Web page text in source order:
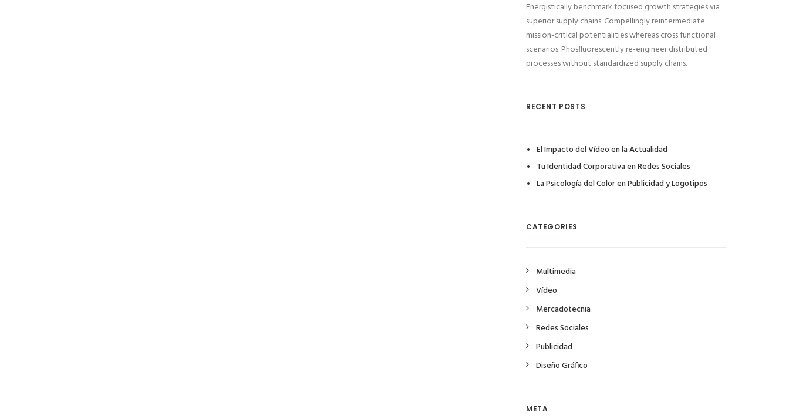
Energistically benchmark focused growth strategies via
superior supply chains. Compellingly reintermediate
mission-critical potentialities whereas cross functional
scenarios. Phosfluorescently re-engineer distributed
processes without standardized supply chains.
RECENT POSTS
El Impacto del Vídeo en la Actualidad
Tu Identidad Corporativa en Redes Sociales
La Psicología del Color en Publicidad y Logotipos
CATEGORIES
Multimedia
Vídeo
Mercadotecnia
Redes Sociales
Publicidad
Diseño Gráfico
META